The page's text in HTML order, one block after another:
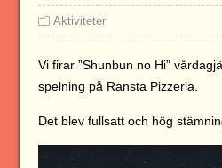
Aktiviteter
Vi firar ”Shunbun no Hi”
spelning på Ransta Pizzeria.
Det blev fullsatt och hög